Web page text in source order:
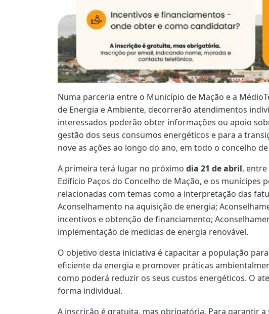
Numa parceria entre o Município de Mação e a
de Energia e Ambiente, decorrerão atendimentos
interessados poderão obter informações ou apoio
gestão dos seus consumos energéticos e para a
nove as ações ao longo do ano, em todo o concelho
A primeira terá lugar no próximo dia 21 de abril, entre
Edifício Paços do Concelho de Mação, e os munícipes
relacionadas com temas como a interpretação das
Aconselhamento na aquisição de energia;
incentivos e obtenção de financiamento;
implementação de medidas de energia renovável.
O objetivo desta iniciativa é capacitar a população
eficiente da energia e promover práticas
como poderá reduzir os seus custos energéticos. O
forma individual.
A inscrição é gratuita, mas obrigatória. Para garantir